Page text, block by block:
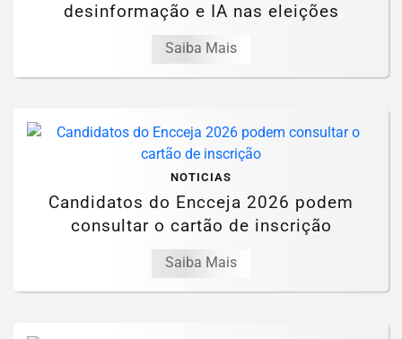
desinformação e IA nas eleições
Saiba Mais
NOTICIAS
Candidatos do Encceja 2026 podem
consultar o cartão de inscrição
Saiba Mais